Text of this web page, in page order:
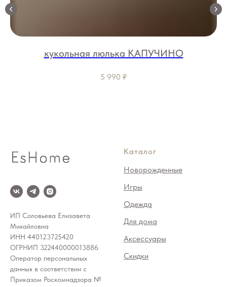
кукольная люлька КАПУЧИНО
5 990 ₽
ИП Соловьева Елизавета
Михайловна
ИНН 440123725420
ОГРНИП 322440000013886
Оператор персональных
данных в соответствии с
Приказом Роскомнадзора №
Каталог
Новорожденные
Игры
Одежда
Для дома
Аксессуары
Скидки